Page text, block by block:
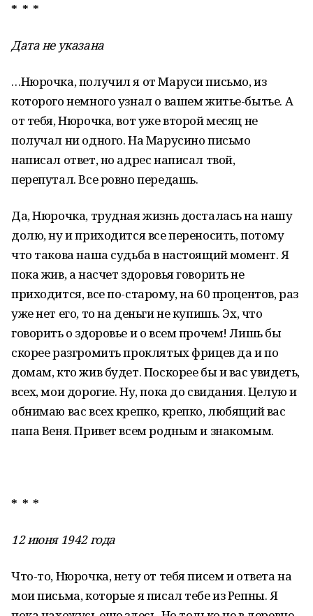
* * *
Дата не указана
…Нюрочка, получил я от Маруси письмо, из
которого немного узнал о вашем житье-бытье. А
от тебя, Нюрочка, вот уже второй месяц не
получал ни одного. На Марусино письмо
написал ответ, но адрес написал твой,
перепутал. Все ровно передашь.
Да, Нюрочка, трудная жизнь досталась на нашу
долю, ну и приходится все переносить, потому
что такова наша судьба в настоящий момент. Я
пока жив, а насчет здоровья говорить не
приходится, все по-старому, на 60 процентов, раз
уже нет его, то на деньги не купишь. Эх, что
говорить о здоровье и о всем прочем! Лишь бы
скорее разгромить проклятых фрицев да и по
домам, кто жив будет. Поскорее бы и вас увидеть,
всех, мои дорогие. Ну, пока до свидания. Целую и
обнимаю вас всех крепко, крепко, любящий вас
папа Веня. Привет всем родным и знакомым.
* * *
12 июня 1942 года
Что-то, Нюрочка, нету от тебя писем и ответа на
мои письма, которые я писал тебе из Репны. Я